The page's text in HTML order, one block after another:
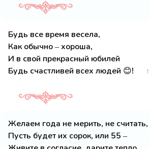
Будь все время весела,
Как обычно – хороша,
И в свой прекрасный юбилей
Будь счастливей всех людей 😊!
↑
Желаем года не мерить, не считать,
Пусть будет их сорок, или 55 –